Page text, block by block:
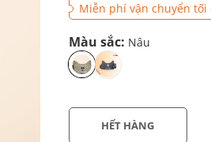
Miễn phí vận chuyển tối
Màu sắc: Nâu
HẾT HÀNG